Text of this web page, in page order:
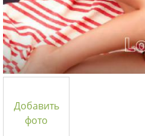
Добавить
фото